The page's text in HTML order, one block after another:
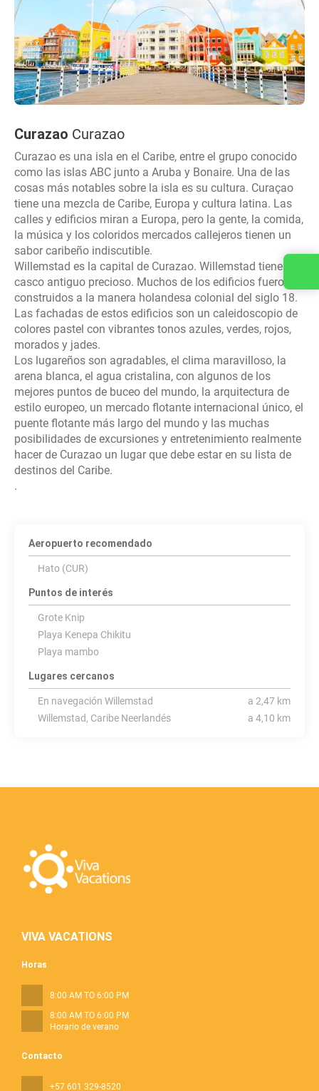
Curazao Curazao
Curazao es una isla en el Caribe, entre el grupo conocido
como las islas ABC junto a Aruba y Bonaire. Una de las
cosas más notables sobre la isla es su cultura. Curaçao
tiene una mezcla de Caribe, Europa y cultura latina. Las
calles y edificios miran a Europa, pero la gente, la comida,
la música y los coloridos mercados callejeros tienen un
sabor caribeño indiscutible.
Willemstad es la capital de Curazao. Willemstad tiene un
casco antiguo precioso. Muchos de los edificios fueron
construidos a la manera holandesa colonial del siglo 18.
Las fachadas de estos edificios son un caleidoscopio de
colores pastel con vibrantes tonos azules, verdes, rojos,
morados y jades.
Los lugareños son agradables, el clima maravilloso, la
arena blanca, el agua cristalina, con algunos de los
mejores puntos de buceo del mundo, la arquitectura de
estilo europeo, un mercado flotante internacional único, el
puente flotante más largo del mundo y las muchas
posibilidades de excursiones y entretenimiento realmente
hacer de Curazao un lugar que debe estar en su lista de
destinos del Caribe.
.
Aeropuerto recomendado
Hato (CUR)
Puntos de interés
Grote Knip
Playa Kenepa Chikitu
Playa mambo
Lugares cercanos
En navegación Willemstad
a 2,47 km
Willemstad, Caribe Neerlandés
a 4,10 km
VIVA VACATIONS
Contacto
+57 601 329-8520
Horas
8:00 AM TO 6:00 PM
8:00 AM TO 6:00 PM
Horario de verano
Contacta con nosotros